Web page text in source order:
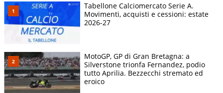
Tabellone Calciomercato Serie A.
Movimenti, acquisti e cessioni: estate
2026-27
MotoGP, GP di Gran Bretagna: a
Silverstone trionfa Fernandez, podio
tutto Aprilia. Bezzecchi stremato ed
eroico